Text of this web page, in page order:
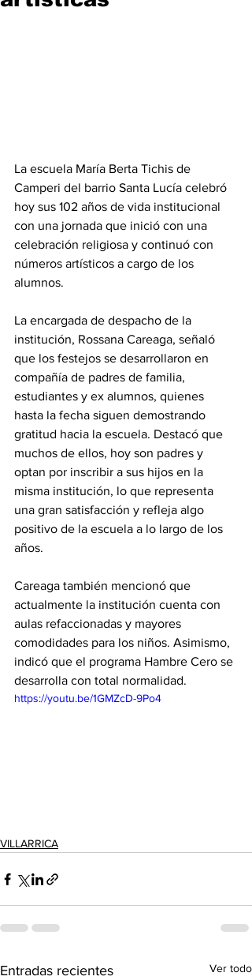
La escuela María Berta Tichis de
Camperi del barrio Santa Lucía celebró
hoy sus 102 años de vida institucional
con una jornada que inició con una
celebración religiosa y continuó con
números artísticos a cargo de los
alumnos.
La encargada de despacho de la
institución, Rossana Careaga, señaló
que los festejos se desarrollaron en
compañía de padres de familia,
estudiantes y ex alumnos, quienes
hasta la fecha siguen demostrando
gratitud hacia la escuela. Destacó que
muchos de ellos, hoy son padres y
optan por inscribir a sus hijos en la
misma institución, lo que representa
una gran satisfacción y refleja algo
positivo de la escuela a lo largo de los
años.
Careaga también mencionó que
actualmente la institución cuenta con
aulas refaccionadas y mayores
comodidades para los niños. Asimismo,
indicó que el programa Hambre Cero se
desarrolla con total normalidad.
https://youtu.be/1GMZcD-9Po4
VILLARRICA
Entradas recientes Ver todo